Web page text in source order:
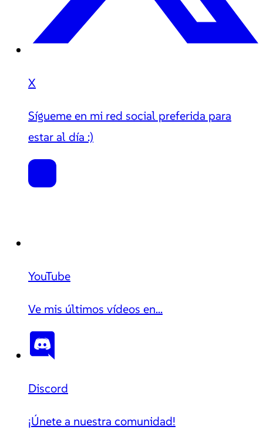
X
Sígueme en mi red social preferida para
estar al día :)
YouTube
Ve mis últimos vídeos en...
Discord
¡Únete a nuestra comunidad!